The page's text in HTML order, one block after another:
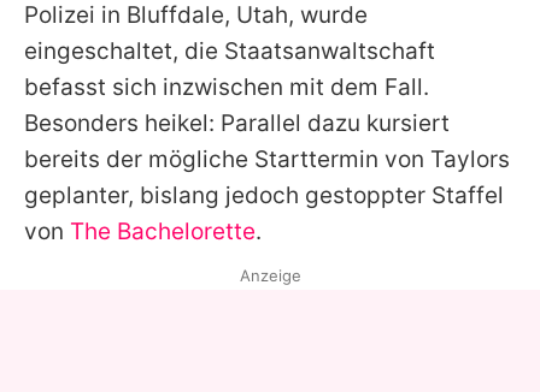
Nutzungsbedingungen
Utiq verwalten
Polizei in Bluffdale, Utah, wurde
eingeschaltet, die Staatsanwaltschaft
befasst sich inzwischen mit dem Fall.
Besonders heikel: Parallel dazu kursiert
bereits der mögliche Starttermin von Taylors
geplanter, bislang jedoch gestoppter Staffel
von The Bachelorette.
Anzeige